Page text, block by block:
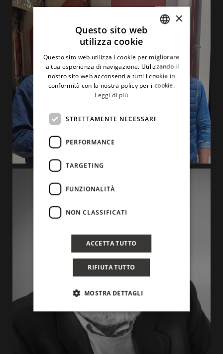
ENGLISH
×
Questo sito web
utilizza cookie
Questo sito web utilizza i cookie per migliorare
la tua esperienza di navigazione. Utilizzando il
nostro sito web acconsenti a tutti i cookie in
conformità con la nostra policy per i cookie.
Leggi di più
STRETTAMENTE NECESSARI
PERFORMANCE
TARGETING
FUNZIONALITÀ
NON CLASSIFICATI
ACCETTA TUTTO
RIFIUTA TUTTO
MOSTRA DETTAGLI